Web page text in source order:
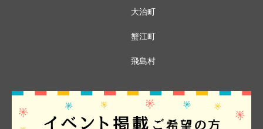
大治町
蟹江町
飛島村